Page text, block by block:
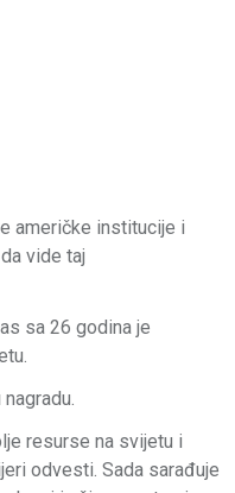
američke institucije i
vide taj
sa 26 godina je
resurse na svijetu i
odvesti. Sada sarađuje